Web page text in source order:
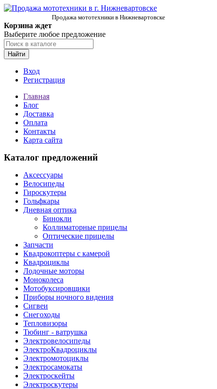
Продажа мототехники в Нижневартовске
Корзина ждет
Выберите любое предложение
Найти
Вход
Регистрация
Главная
Блог
Доставка
Оплата
Контакты
Карта сайта
Каталог предложений
Аксессуары
Велосипеды
Гироскутеры
Гольфкары
Дневная оптика
Бинокли
Коллиматорные прицелы
Оптические прицелы
Запчасти
Квадрокоптеры с камерой
Квадроциклы
Лодочные моторы
Моноколеса
Мотобуксировщики
Приборы ночного видения
Сигвеи
Снегоходы
Тепловизоры
Тюбинг - ватрушка
Электровелосипеды
ЭлектроКвадроциклы
Электромотоциклы
Электросамокаты
Электроскейты
Электроскутеры